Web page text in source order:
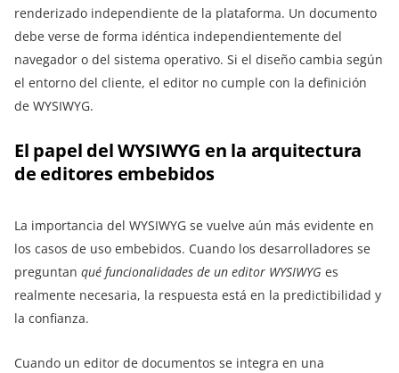
renderizado independiente de la plataforma. Un documento
debe verse de forma idéntica independientemente del
navegador o del sistema operativo. Si el diseño cambia según
el entorno del cliente, el editor no cumple con la definición
de WYSIWYG.
El papel del WYSIWYG en la arquitectura
de editores embebidos
La importancia del WYSIWYG se vuelve aún más evidente en
los casos de uso embebidos. Cuando los desarrolladores se
preguntan qué funcionalidades de un editor WYSIWYG es
realmente necesaria, la respuesta está en la predictibilidad y
la confianza.
Cuando un editor de documentos se integra en una